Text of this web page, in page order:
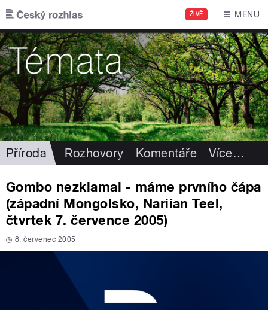
Přejít k hlavnímu obsahu
ŽIVĚ MENU
Příroda Rozhovory Komentáře Více…
Gombo nezklamal - máme prvního čápa
(západní Mongolsko, Nariian Teel,
čtvrtek 7. července 2005)
8. červenec 2005